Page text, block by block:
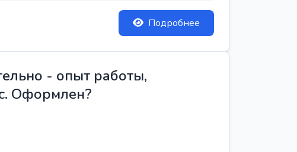
Подробнее
- опыт работы,
Оформлен?